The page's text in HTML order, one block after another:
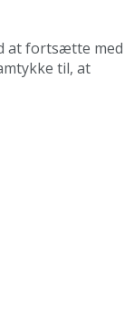
at fortsætte med
til, at